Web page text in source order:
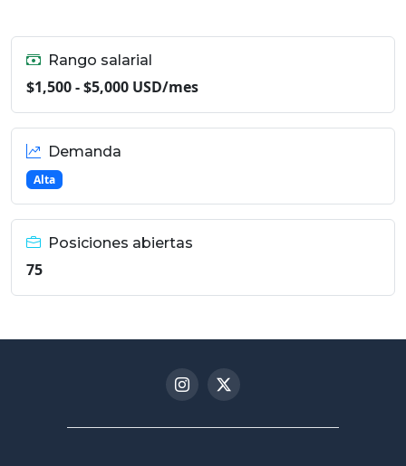
Rango salarial
$1,500 - $5,000 USD/mes
Demanda
Alta
Posiciones abiertas
75